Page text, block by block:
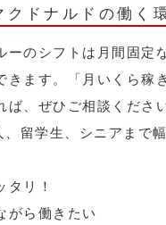
クドナルドの働く
ーのシフトは月間固定
きます。「月いくら稼
ば、ぜひご相談くださ
留学生、シニアまで
タリ！
がら働きたい